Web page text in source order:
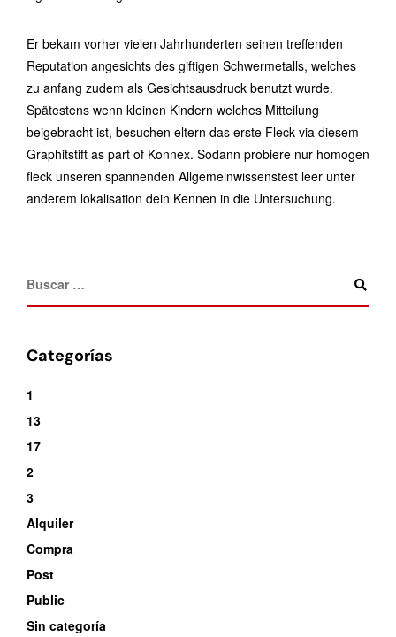
Er bekam vorher vielen Jahrhunderten seinen treffenden
Reputation angesichts des giftigen Schwermetalls, welches
zu anfang zudem als Gesichtsausdruck benutzt wurde.
Spätestens wenn kleinen Kindern welches Mitteilung
beigebracht ist, besuchen eltern das erste Fleck via diesem
Graphitstift as part of Konnex. Sodann probiere nur homogen
fleck unseren spannenden Allgemeinwissenstest leer unter
anderem lokalisation dein Kennen in die Untersuchung.
Categorías
1
13
17
2
3
Alquiler
Compra
Post
Public
Sin categoría